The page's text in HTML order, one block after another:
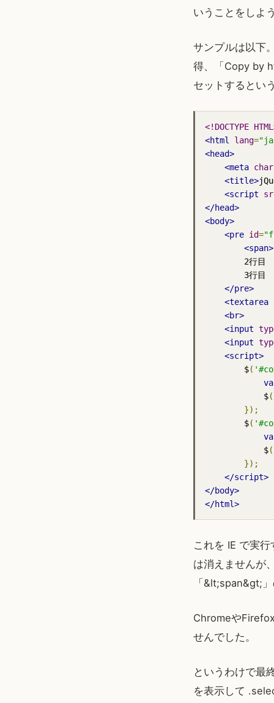
いうことをしよ
サンプルは以下
得、「Copy by
セットするとい
<!DOCTYPE
<html
lang=
<head>
<meta
<title>
<script
</head>
<body>
<pre id=
<span>
        2行目
        3行目
</pre>
<textarea
<br>
<input
<input
<script>
        $
(
            $
(
});
        $
(
            $
(
});
</script>
</body>
</html>
これを IE で実
は消えませんが
「&lt;span&gt;
Chromeや
せんでした。
というわけで最
を表示して